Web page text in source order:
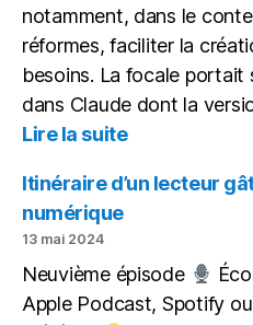
notamment, dans le
réformes, faciliter la
besoins. La focale portait
dans Claude dont la
Lire la suite:
&
Différenciation
Itinéraire d’un lecteur
numérique
13 mai 2024
Neuvième épisode
Apple Podcast, Spotify